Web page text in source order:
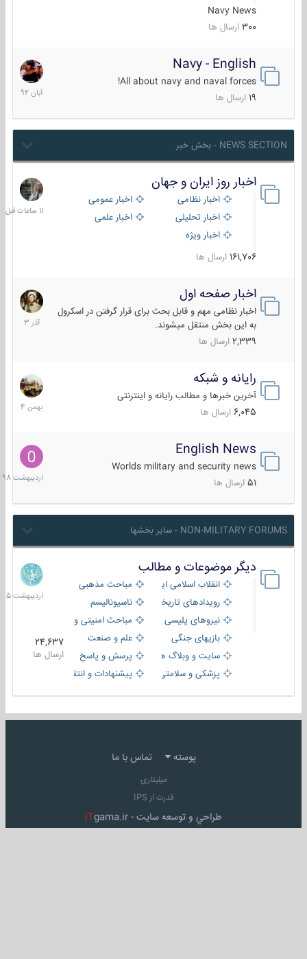
Navy News
300 ارسال ها
Navy - English
All about navy and naval forces!
ارسال ها
22
آبان
1392
NEWS SECTION - بخش خبر
اخبار روز ایران و جهان
اخبار نظامی
اخبار عمومی
اخبار تحلیلی
اخبار علمی
اخبار ویژه
161,706 ارسال ها
11
ساعات
قبل
اخبار صفحه اول
اخبار نظامی مهم و قابل بحث برای قرار گرفتن در اسکرول
به این بخش منتقل میشوند.
2,339 ارسال ها
7
آذر
1403
رایانه و شبکه
آخرین خبرها و مطالب رایانه و اینترنتی
6,045 ارسال ها
30
بهمن
1404
English News
Worlds military and security news
51 ارسال ها
10
1398
NON-MILITARY FORUMS - سایر بخشها
دیگر موضوعات و مطالب
انقلاب اسلامی ایران
مباحث مذهبی
رویدادهای تاریخی و مذهبیناسیونالیسم
نیروهای پلیسی
مباحث امنیتی و اطلاعاتی
بازیهای جنگی
علم و صنعت
سایت و وبلاگ ها
پرسش و پاسخ
پزشکی و سلامتی
پیشنهادات و انتقادات
24,637
ارسال ها
8
1405
پوسته تماس با ما
میلیتاری
قدرت از IPS
طراحي و توسعه سايت - iTgama.ir